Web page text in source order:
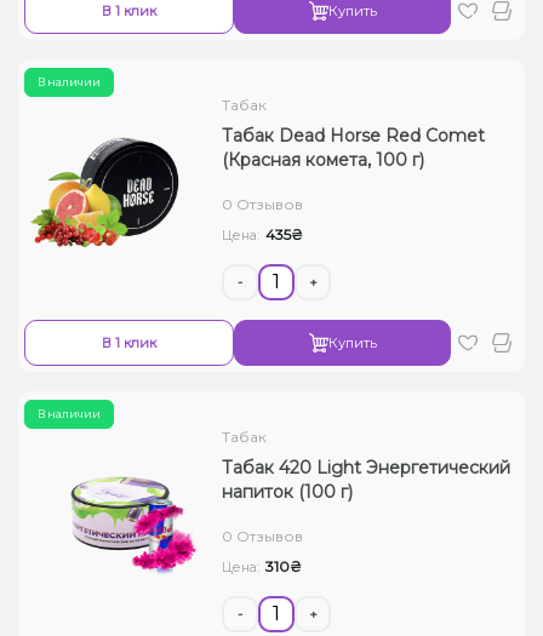
В 1 клик Купить
В наличии
Табак
Табак Dead Horse Red Comet
(Красная комета, 100 г)
0 Отзывов
Цена: 435₴
- +
В 1 клик Купить
В наличии
Табак
Табак 420 Light Энергетический
напиток (100 г)
0 Отзывов
Цена: 310₴
- +